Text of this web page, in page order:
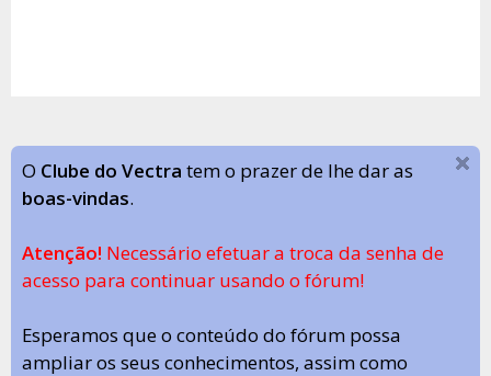
O Clube do Vectra tem o prazer de lhe dar as
boas-vindas.
Atenção! Necessário efetuar a troca da senha de
acesso para continuar usando o fórum!
Esperamos que o conteúdo do fórum possa
ampliar os seus conhecimentos, assim como